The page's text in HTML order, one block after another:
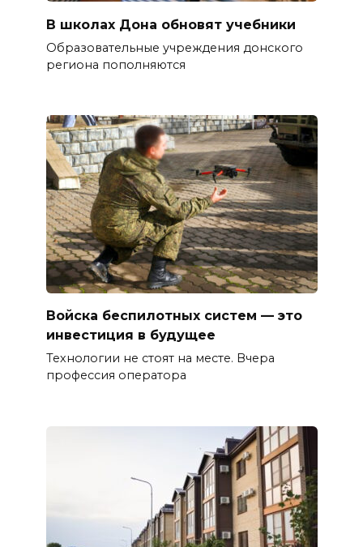
В школах Дона обновят учебники
Образовательные учреждения донского
региона пополняются
Войска беспилотных систем — это
инвестиция в будущее
Технологии не стоят на месте. Вчера
профессия оператора